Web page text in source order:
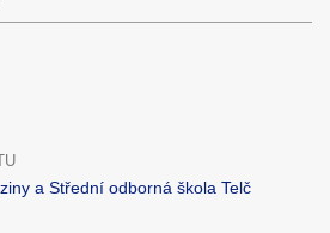
a Střední odborná škola Telč